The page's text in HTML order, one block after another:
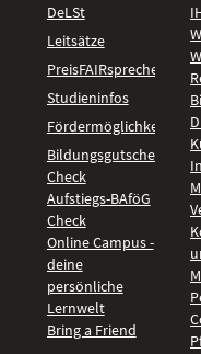
DeLSt
Leitsätze
PreisFAIRsprechen
Studieninfos
Fördermöglichkeiten
Bildungsgutschein
Check
Aufstiegs-BAföG
Check
Online Campus -
deine
persönliche
Lernwelt
Bring a Friend